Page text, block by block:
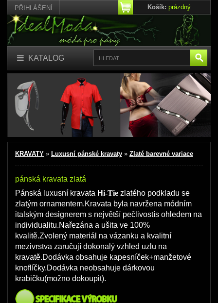
PŘIHLÁŠENÍ Košík: prázdný
KATALOG
KRAVATY » Luxusní pánské kravaty » Zlaté barevné variace
pánská kravata zlatá
Pánská luxusní kravata Hi-Tie zlatého podkladu se
zlatým ornamentem.Kravata byla navržena módním
italským designerem s největší pečlivostís ohledem na
individualitu.Nařezána a ušita ve 100%
kvalitě.Zvolený materiál na vázanku a kvalitní
mezivrstva zaručují dokonalý vzhled uzlu na
kravatě.Dodávka obsahuje kapesníček+manžetové
knoflíčky.Dodávka neobsahuje dárkovou
krabičku(možno dokoupit).